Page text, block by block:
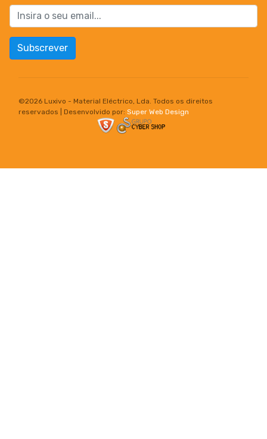
Subscrever
©2026 Luxivo - Material Eléctrico, Lda. Todos os direitos
reservados | Desenvolvido por: Super Web Design